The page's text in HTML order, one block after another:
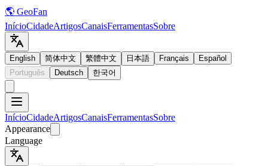
🌎 GeoFan
InícioCidadeArtigosCanaisFerramentasSobre
English 简体中文 繁體中文 日本語 Français
Español
Português
Deutsch 한국어
InícioCidadeArtigosCanaisFerramentasSobre
Appearance
Language